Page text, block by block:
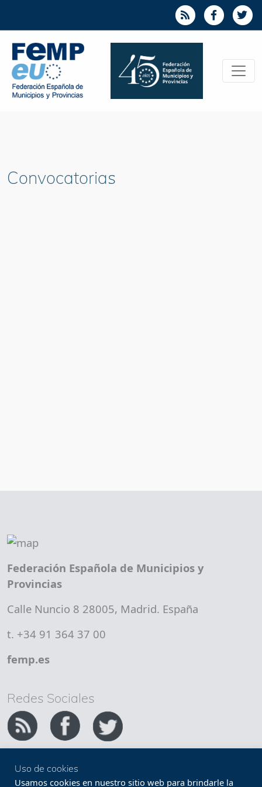
Convocatorias
Federación Española de Municipios y
Provincias
Calle Nuncio 8 28005, Madrid. España
t. +34 91 364 37 00
femp.es
Redes Sociales
Copyright FEMP Accesibilidad
Uso de cookies
Usamos cookies en nuestro sitio web para brindarle la